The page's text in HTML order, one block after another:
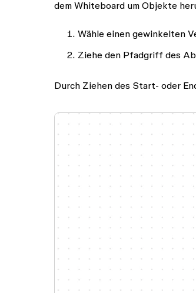
dem Whiteboard um Objekte
Wähle einen gewinkelten
Ziehe den Pfadgriff des
Durch Ziehen des Start- oder